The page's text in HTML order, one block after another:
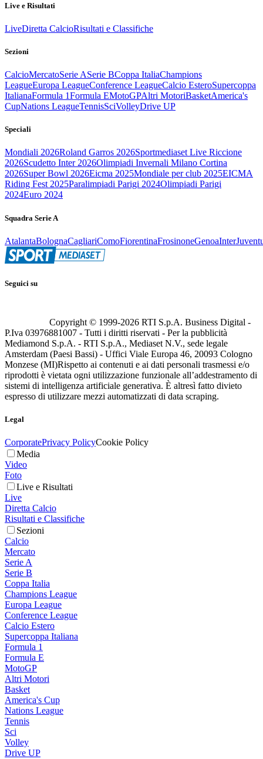
Live e Risultati
LiveDiretta CalcioRisultati e Classifiche
Sezioni
CalcioMercatoSerie ASerie BCoppa ItaliaChampions
LeagueEuropa LeagueConference LeagueCalcio EsteroSupercoppa
ItalianaFormula 1Formula EMotoGPAltri MotoriBasketAmerica's
CupNations LeagueTennisSciVolleyDrive UP
Speciali
Mondiali 2026Roland Garros 2026Sportmediaset Live Riccione
2026Scudetto Inter 2026Olimpiadi Invernali Milano Cortina
2026Super Bowl 2026Eicma 2025Mondiale per club 2025EICMA
Riding Fest 2025Paralimpiadi Parigi 2024Olimpiadi Parigi
2024Euro 2024
Squadra Serie A
AtalantaBolognaCagliariComoFiorentinaFrosinoneGenoaInter
Seguici su
Copyright © 1999-2026 RTI S.p.A. Business Digital -
P.Iva 03976881007 - Tutti i diritti riservati - Per la pubblicità
Mediamond S.p.A. - RTI S.p.A., Mediaset N.V., sede legale
Amsterdam (Paesi Bassi) - Uffici Viale Europa 46, 20093 Cologno
Monzese (MI)Rispetto ai contenuti e ai dati personali trasmessi e/o
riprodotti è vietata ogni utilizzazione funzionale all’addestramento di
sistemi di intelligenza artificiale generativa. È altresì fatto divieto
espresso di utilizzare mezzi automatizzati di data scraping.
Legal
CorporatePrivacy PolicyCookie Policy
Media
Video
Foto
Live e Risultati
Live
Diretta Calcio
Risultati e Classifiche
Sezioni
Calcio
Mercato
Serie A
Serie B
Coppa Italia
Champions League
Europa League
Conference League
Calcio Estero
Supercoppa Italiana
Formula 1
Formula E
MotoGP
Altri Motori
Basket
America's Cup
Nations League
Tennis
Sci
Volley
Drive UP